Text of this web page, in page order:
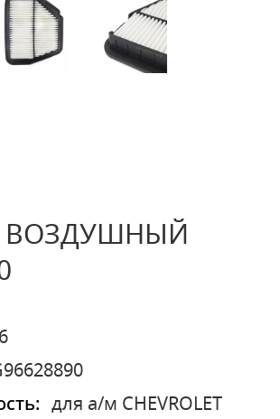
ВОЗДУШНЫЙ
для а/м CHEVROLET